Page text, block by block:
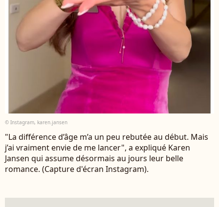
© Instagram, karen.jansen
"La différence d’âge m’a un peu rebutée au début. Mais
j’ai vraiment envie de me lancer", a expliqué Karen
Jansen qui assume désormais au jours leur belle
romance. (Capture d'écran Instagram).